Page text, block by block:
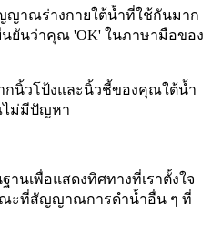
าณร่างกายใต้น้ำที่ใช้กันมาก
ยันว่าคุณ 'OK' ในภาษามือของ
กนิ้วโป้งและนิ้วชี้ของคุณใต้น้ำ
ไม่มีปัญหา
นเพื่อแสดงทิศทางที่เราตั้งใจ
ณะที่สัญญาณการดำน้ำอื่น ๆ ที่